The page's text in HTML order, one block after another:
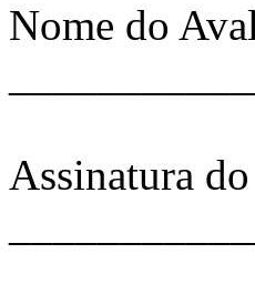
Nome do
Assinatura